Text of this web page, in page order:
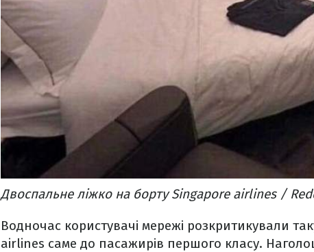
Двоспальне ліжко на борту Singapore airlines /
Водночас користувачі мережі розкритикували
airlines саме до пасажирів першого класу.